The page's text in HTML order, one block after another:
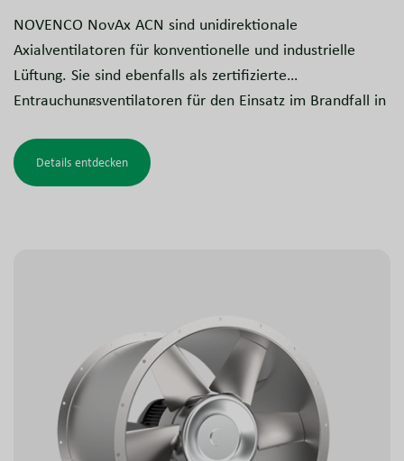
NOVENCO NovAx ACN sind unidirektionale
Axialventilatoren für konventionelle und industrielle
Lüftung. Sie sind ebenfalls als zertifizierte
Entrauchungsventilatoren für den Einsatz im Brandfall in
und ähnlichen Anlagen erhältlich. Das Design ist getestet
und gemäß den Anforderungen für Entrauchungsanlagen
Details entdecken